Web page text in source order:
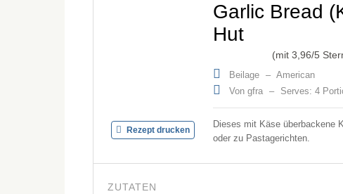
Rezept drucken
Garlic Bread
Hut
(mit 3,96/5
Beilage – American
Von gfra – Serves: 4
Dieses mit Käse überbackene
oder zu Pastagerichten.
ZUTATEN